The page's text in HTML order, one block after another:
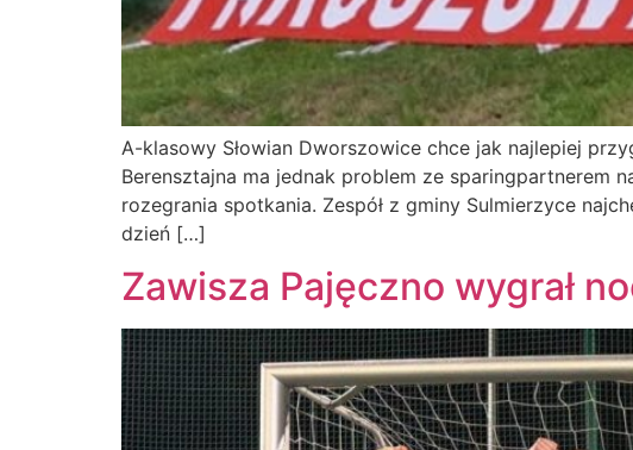
A-klasowy Słowian Dworszowice chce jak najlepiej
Berensztajna ma jednak problem ze sparingpartnerem
rozegrania spotkania. Zespół z gminy Sulmierzyce
dzień […]
Zawisza Pajęczno wygrał